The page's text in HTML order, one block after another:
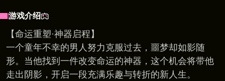
游戏介绍
【命运重塑·神器启程】
一个童年不幸的男人努力克服过去，噩梦却如影随
形。当他找到一件改变命运的神器，这个机会将带他
走出阴影，开启一段充满乐趣与转折的新人生。